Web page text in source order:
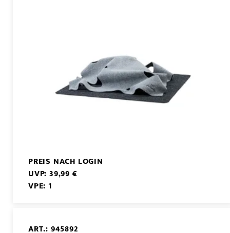
PREIS NACH LOGIN
UVP: 39,99 €
VPE: 1
ART.: 945892